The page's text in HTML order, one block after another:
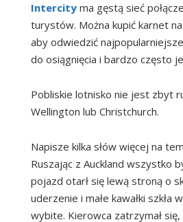
Intercity ma gęstą sieć
turystów. Można kupić karnet
aby odwiedzić
do osiągnięcia i bardzo często
Pobliskie lotnisko nie jest zbyt
Wellington lub Christchurch.
Napisze kilka słów więcej na
Ruszając z Auckland wszystko
pojazd otarł się lewą stroną o
uderzenie i małe kawałki szkła
wybite. Kierowca zatrzymał